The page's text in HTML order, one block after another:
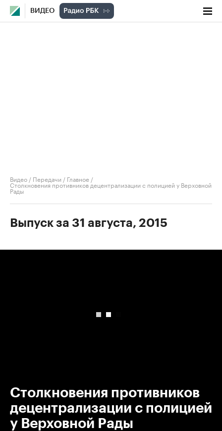
ВИДЕО
Видео / Передачи / Главное /
Столкновения противников децентрализации с полицией у Верховной
Рады
Выпуск за 31 августа, 2015
Столкновения противников
децентрализации с полицией
у Верховной Рады